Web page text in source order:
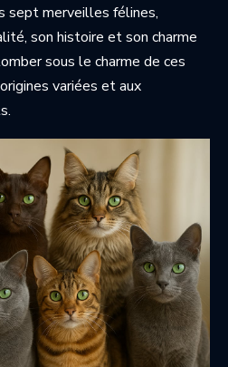
sept merveilles félines,
son histoire et son charme
sous le charme de ces
variées et aux